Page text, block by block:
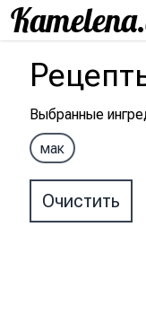
Выбранные
мак
Очистить